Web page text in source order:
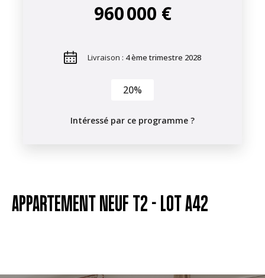
960 000 €
Livraison : 4 ème trimestre 2028
20%
Intéressé par ce programme ?
APPARTEMENT NEUF T2 - LOT A42